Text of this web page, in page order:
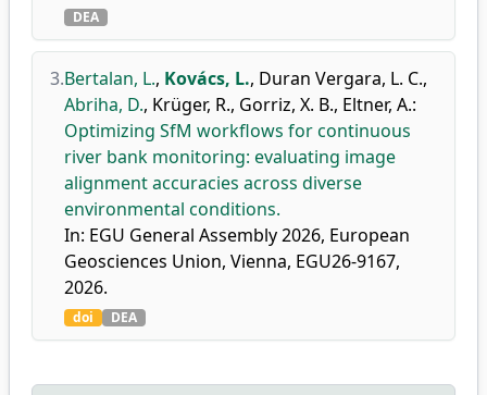
DEA
3.Bertalan, L., Kovács, L., Duran Vergara, L. C.,
Abriha, D., Krüger, R., Gorriz, X. B., Eltner, A.:
Optimizing SfM workflows for continuous
river bank monitoring: evaluating image
alignment accuracies across diverse
environmental conditions.
In: EGU General Assembly 2026, European
Geosciences Union, Vienna, EGU26-9167,
2026.
doi DEA